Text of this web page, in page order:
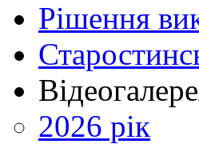
Рішення
2026 рік